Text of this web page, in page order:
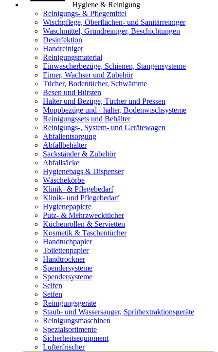
Hygiene & Reinigung
Reinigungs- & Pflegemittel
Wischpflege, Oberflächen- und Sanitärreiniger
Waschmittel, Grundreiniger, Beschichtungen
Desinfektion
Handreiniger
Reinigungsmaterial
Einwascherbezüge, Schienen, Stangensysteme
Eimer, Wachser und Zubehör
Tücher, Bodentücher, Schwämme
Besen und Bürsten
Halter und Bezüge, Tücher und Pressen
Moppbezüge und - halter, Bodenwischsysteme
Reinigungssets und Behälter
Reinigungs-, System- und Gerätewagen
Abfallentsorgung
Abfallbehälter
Sackständer & Zubehör
Abfallsäcke
Hygienebags & Dispenser
Wäschekörbe
Klinik- & Pflegebedarf
Klinik- und Pflegebedarf
Hygienepapiere
Putz- & Mehrzwecktücher
Küchenrollen & Servietten
Kosmetik & Taschentücher
Handtuchpapier
Toilettenpapier
Handtrockner
Spendersysteme
Spendersysteme
Seifen
Seifen
Reinigungsgeräte
Staub- und Wassersauger, Sprühextraktionsgeräte
Reinigungsmaschinen
Spezialsortimente
Sicherheitsequipment
Lufterfrischer